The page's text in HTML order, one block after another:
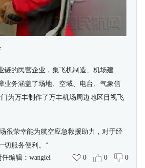
链的民营企业，集飞机制造、机场建
业务涵盖了场地、空域、电台、气象信
为万丰制作了万丰机场周边地区目视飞
很荣幸能为航空应急救援助力，对于经
切服务便利。”
任编辑： wanglei 0 0 0